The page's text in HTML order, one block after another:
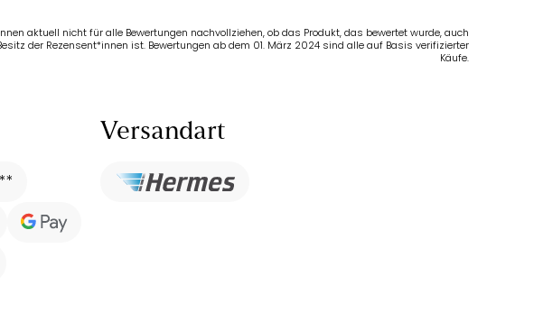
aktuell nicht für alle Bewertungen nachvollziehen, ob das Produkt, das bewertet wurde, auch
der Rezensent*innen ist. Bewertungen ab dem 01. März 2024 sind alle auf Basis verifizierter
Käufe.
Versandart